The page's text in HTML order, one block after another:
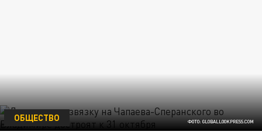
ФОТО: GLOBALLOOKPRESS.COM
ОБЩЕСТВО